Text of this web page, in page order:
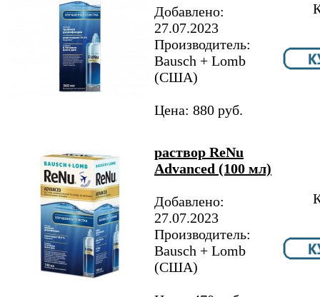
Добавлено:
27.07.2023
Производитель:
Bausch + Lomb
(США)
Цена: 880 руб.
раствор ReNu
Advanced (100 мл)
Добавлено:
27.07.2023
Производитель:
Bausch + Lomb
(США)